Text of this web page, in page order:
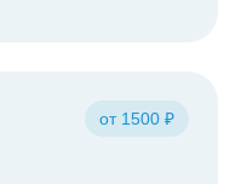
от 1500 ₽